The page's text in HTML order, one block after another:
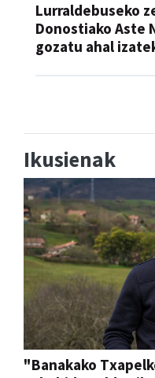
Lurraldebuseko
Donostiako Aste
gozatu ahal
Ikusienak
"Banakako